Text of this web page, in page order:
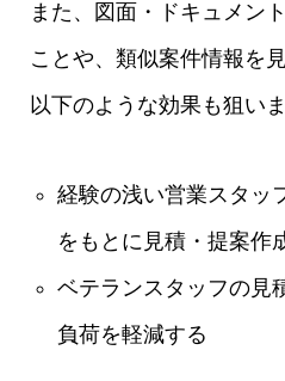
また、図面・ドキュメン
ことや、類似案件情報を
以下のような効果も狙いま
経験の浅い営業スタッ
をもとに見積・提案作
ベテランスタッフの見
負荷を軽減する